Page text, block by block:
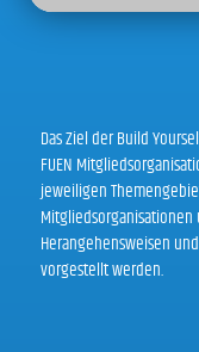
Das Ziel der Build
FUEN
jeweiligen
Herangehensweisen
vorgestellt werden.